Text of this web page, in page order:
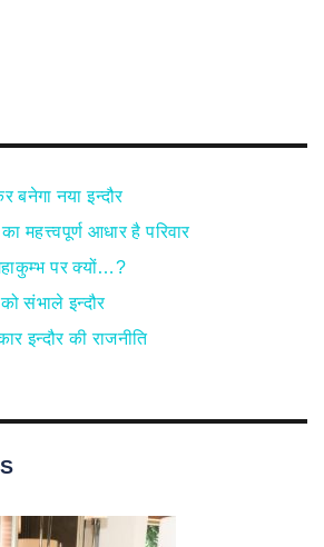
बनेगा नया इन्दौर
महत्त्वपूर्ण आधार है परिवार
पर क्यों…?
संभाले इन्दौर
इन्दौर की राजनीति